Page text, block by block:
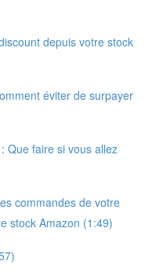
depuis votre stock
éviter de surpayer
Que faire si vous allez
commandes de votre
stock Amazon (1:49)